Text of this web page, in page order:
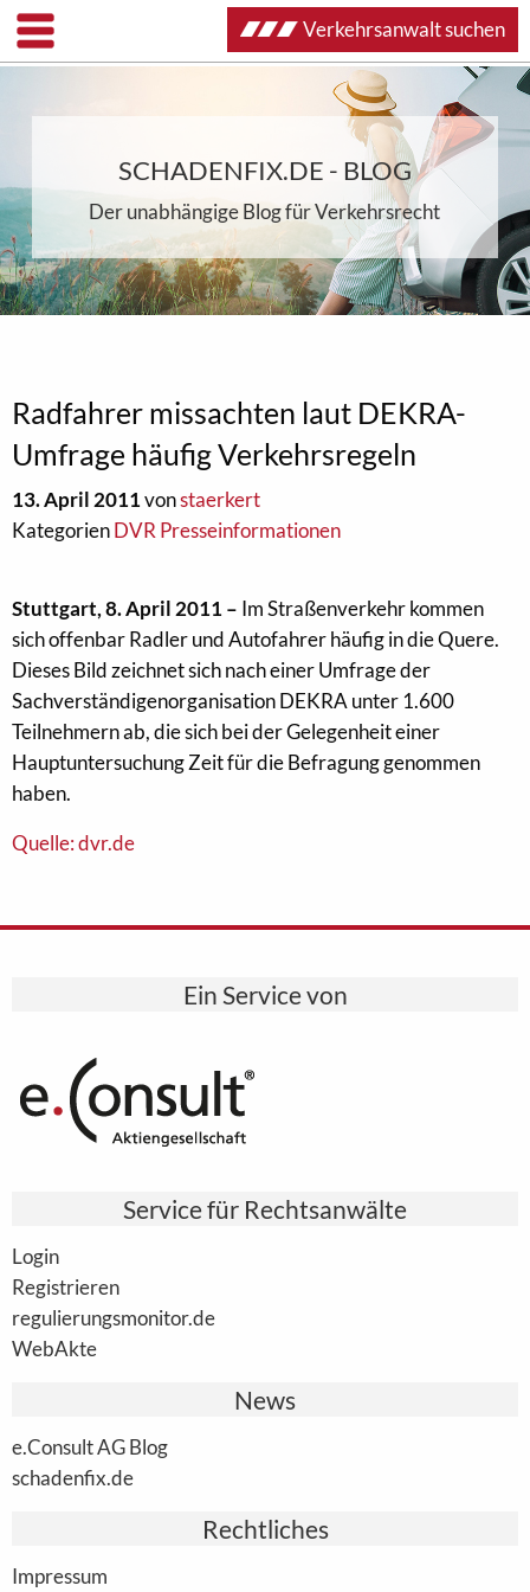
SCHADENFIX.DE - BLOG
Der unabhängige Blog für Verkehrsrecht
Radfahrer missachten laut DEKRA-
Umfrage häufig Verkehrsregeln
13. April 2011vonstaerkert
KategorienDVR Presseinformationen
Stuttgart, 8. April 2011 – Im Straßenverkehr kommen
sich offenbar Radler und Autofahrer häufig in die Quere.
Dieses Bild zeichnet sich nach einer Umfrage der
Sachverständigenorganisation DEKRA unter 1.600
Teilnehmern ab, die sich bei der Gelegenheit einer
Hauptuntersuchung Zeit für die Befragung genommen
haben.
Quelle: dvr.de
Ein Service von
Service für Rechtsanwälte
Login
Registrieren
regulierungsmonitor.de
WebAkte
News
e.Consult AG Blog
schadenfix.de
Rechtliches
Impressum
Verkehrsanwalt suchen